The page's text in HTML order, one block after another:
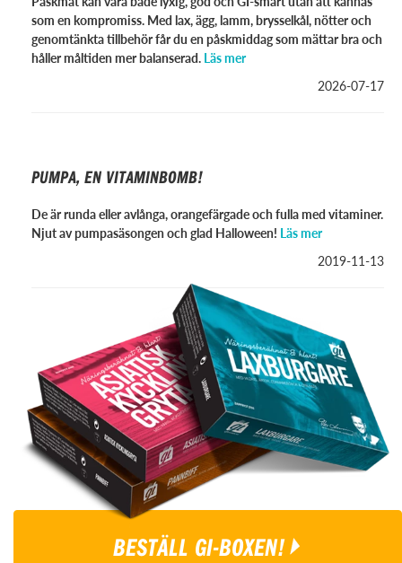
som en kompromiss. Med lax, ägg, lamm, brysselkål, nötter och
genomtänkta tillbehör får du en påskmiddag som mättar bra och
håller måltiden mer balanserad. Läs mer
2026-07-17
PUMPA, EN VITAMINBOMB!
De är runda eller avlånga, orangefärgade och fulla med vitaminer.
Njut av pumpasäsongen och glad Halloween! Läs mer
2019-11-13
BESTÄLL GI-BOXEN!